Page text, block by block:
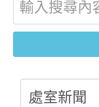
表
敬師藝
【甄選
學年
【甄
結果(第